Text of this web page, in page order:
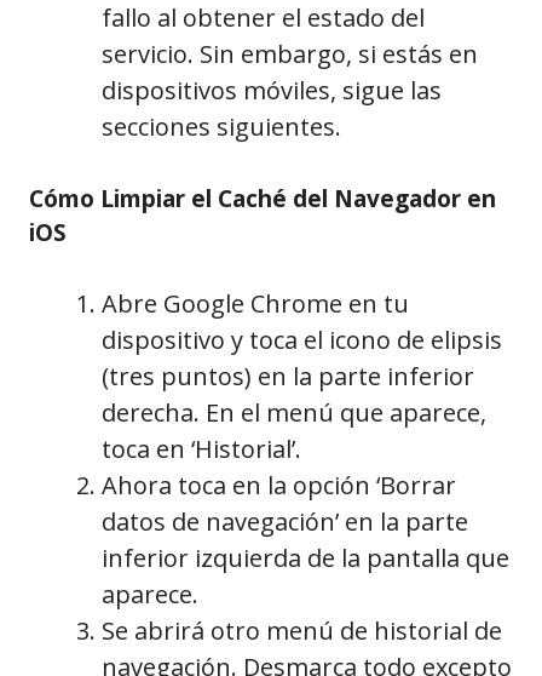
fallo al obtener el estado del
servicio. Sin embargo, si estás en
dispositivos móviles, sigue las
secciones siguientes.
Cómo Limpiar el Caché del Navegador en
iOS
Abre Google Chrome en tu
dispositivo y toca el icono de elipsis
(tres puntos) en la parte inferior
derecha. En el menú que aparece,
toca en ‘Historial’.
Ahora toca en la opción ‘Borrar
datos de navegación’ en la parte
inferior izquierda de la pantalla que
aparece.
Se abrirá otro menú de historial de
navegación. Desmarca todo excepto